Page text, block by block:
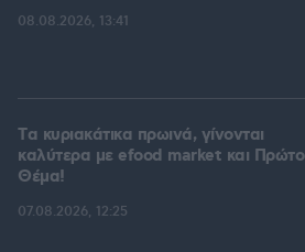
08.08.2026, 13:41
Tα κυριακάτικα πρωινά, γίνονται
καλύτερα με efood market και Πρώτο
Θέμα!
07.08.2026, 12:25